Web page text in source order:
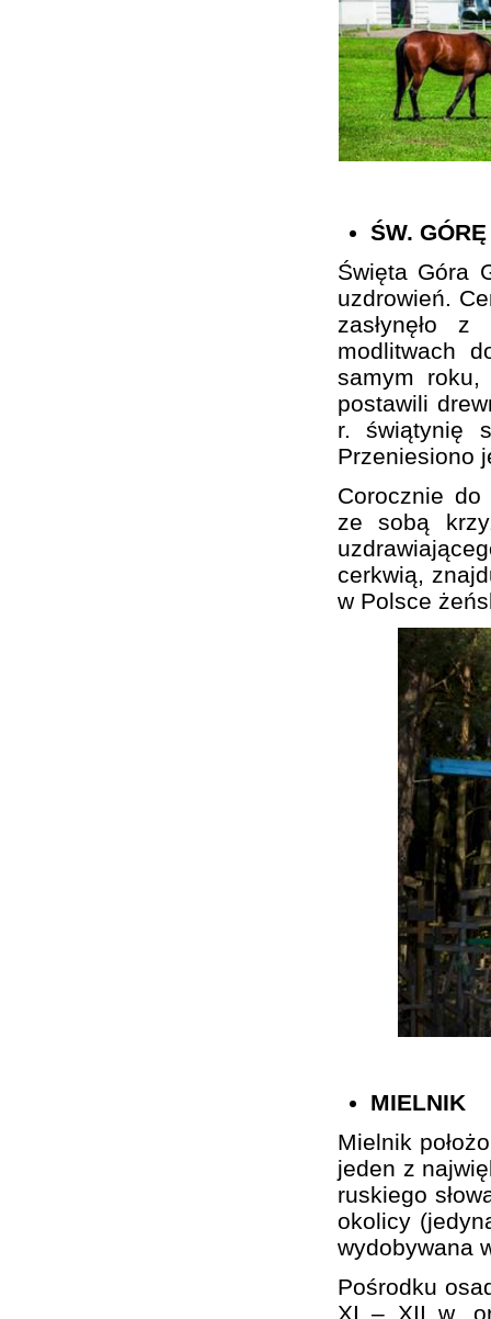
ŚW.
Święta Góra
uzdrowień.
zasłynęło
modlitwach
samym roku,
postawili
r. świątynię
Przeniesiono
Corocznie
ze sobą
cerkwią,
w Polsce
MIELNIK
Mielnik
jeden z
ruskiego
okolicy
wydobywana
Pośrodku
XI – XII w.